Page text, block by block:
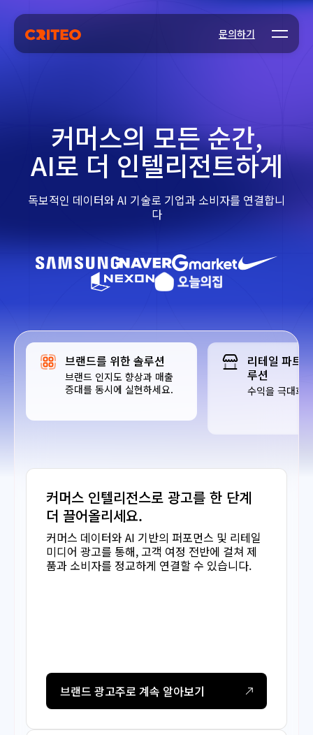
문의하기 Open
커머스의 모든 순간,
AI로 더 인텔리전트하게
독보적인 데이터와 AI 기술로 기업과 소비자를 연결합니
다
브랜드를 위한 솔루션
브랜드 인지도 향상과 매출
증대를 동시에 실현하세요.
리테일 파트
루션
수익을 극대화
커머스 인텔리전스로 광고를 한 단계
더 끌어올리세요.
커머스 데이터와 AI 기반의 퍼포먼스 및 리테일
미디어 광고를 통해, 고객 여정 전반에 걸쳐 제
품과 소비자를 정교하게 연결할 수 있습니다.
브랜드 광고주로 계속 알아보기